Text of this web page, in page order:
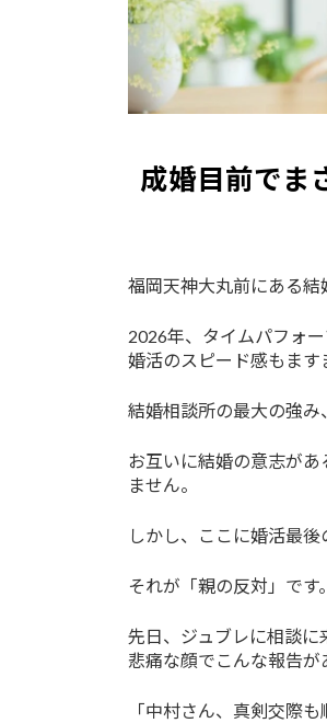
成婚目前でま
福岡天神大丸前にある結
2026年、タイムパフォ
婚活のスピード感もます
結婚相談所の最大の強み
お互いに結婚の意志が
ません。
しかし、ここに婚活最後
それが「親の反対」です。
先日、ジュブレに相談に
悲痛な顔でこんな報告が
「中村さん、真剣交際